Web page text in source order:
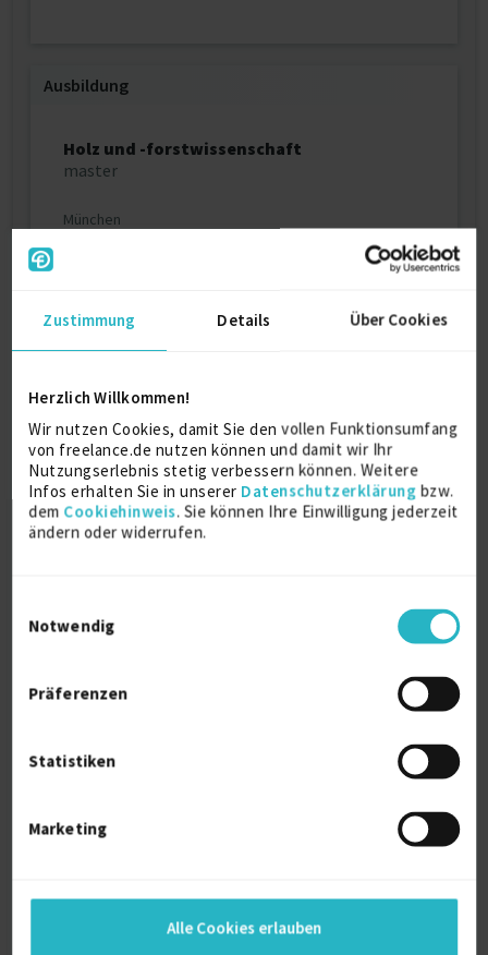
Zustimmung Details Über Cookies
Herzlich Willkommen!
Wir nutzen Cookies, damit Sie den vollen Funktionsumfang
von freelance.de nutzen können und damit wir Ihr
Nutzungserlebnis stetig verbessern können. Weitere
Infos erhalten Sie in unserer Datenschutzerklärung bzw.
dem Cookiehinweis. Sie können Ihre Einwilligung jederzeit
ändern oder widerrufen.
Notwendig
Präferenzen
Statistiken
Marketing
Alle Cookies erlauben
Ausbildung
Holz und -forstwissenschaft
master
München
Weitere Kenntnisse
Persönliche Daten
Sprache
Deutsch (Fließend)
Englisch (Fließend)
Profilaufrufe
Alter
Berufserfahrung
22 Jahre und 10 Monate (seit 10/2003)
2 Jahre